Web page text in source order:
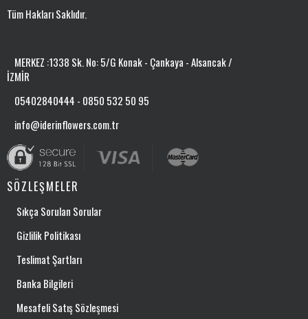
Tüm Hakları Saklıdır.
MERKEZ :1338 Sk. No: 5/G Konak - Çankaya - Alsancak /
İZMİR
05402840444 - 0850 532 50 95
info@iderinflowers.com.tr
SÖZLEŞMELER
Sıkça Sorulan Sorular
Gizlilik Politikası
Teslimat Şartları
Banka Bilgileri
Mesafeli Satış Sözleşmesi